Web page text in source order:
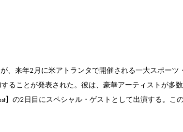
、来年2月に米アトランタで開催される一大スポーツ
ることが発表された。彼は、豪華アーティストが多
】の2日目にスペシャル・ゲストとして出演する。こ